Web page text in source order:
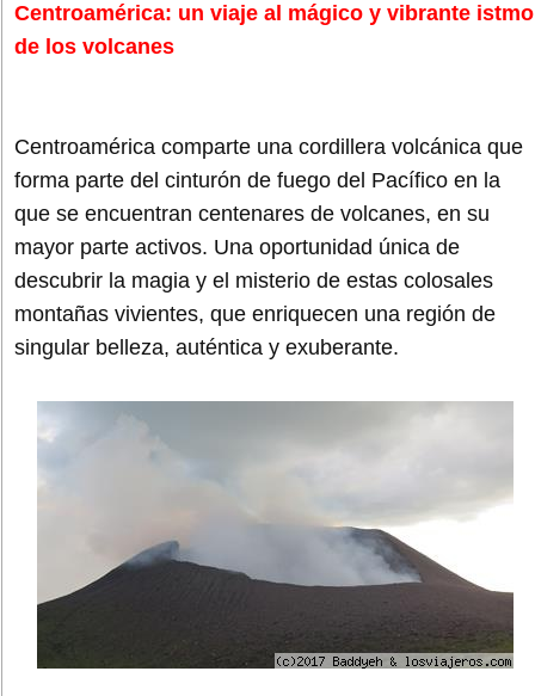
Centroamérica: un viaje al mágico y vibrante istmo
de los volcanes
Centroamérica comparte una cordillera volcánica que
forma parte del cinturón de fuego del Pacífico en la
que se encuentran centenares de volcanes, en su
mayor parte activos. Una oportunidad única de
descubrir la magia y el misterio de estas colosales
montañas vivientes, que enriquecen una región de
singular belleza, auténtica y exuberante.